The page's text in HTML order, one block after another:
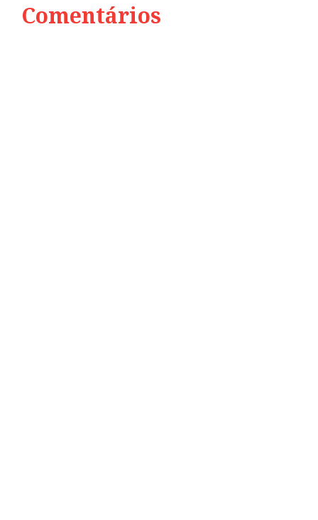
Comentários